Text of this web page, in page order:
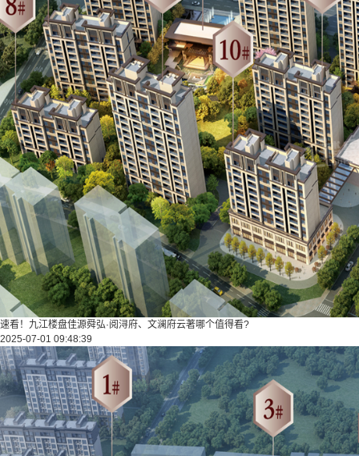
速看！九江楼盘佳源舜弘·阅浔府、文澜府云著哪个值得看?
2025-07-01 09:48:39